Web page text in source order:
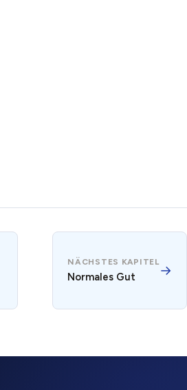
NÄCHSTES KAPITEL
Normales Gut →